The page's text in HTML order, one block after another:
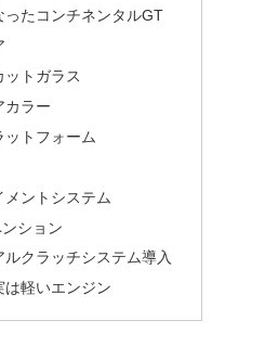
ったコンチネンタルGT
ットガラス
カラー
ットフォーム
メントシステム
ション
ルクラッチシステム導入
は軽いエンジン